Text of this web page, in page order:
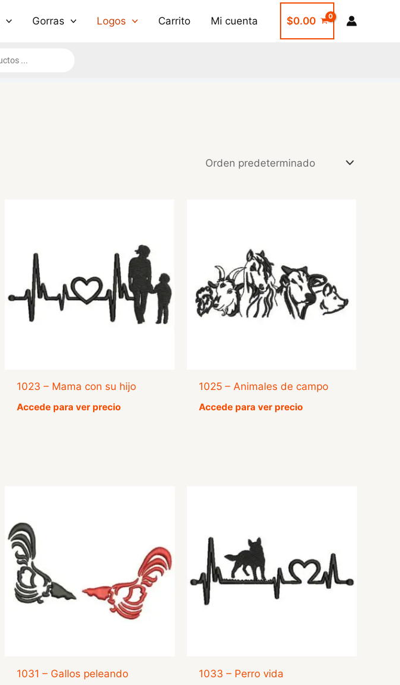
Gorras Logos Carrito Mi cuenta $0.00
1023 – Mama con su hijo
Accede para ver precio
1025 – Animales de campo
Accede para ver precio
1031 – Gallos peleando 1033 – Perro vida